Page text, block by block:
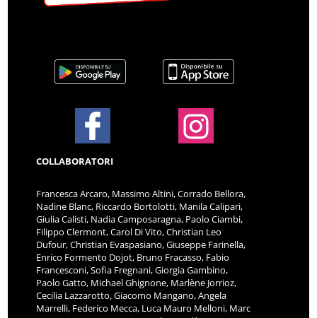
COLLABORATORI
Francesca Arcaro, Massimo Altini, Corrado Bellora,
Nadine Blanc, Riccardo Bortolotti, Manila Calipari,
Giulia Calisti, Nadia Camposaragna, Paolo Ciambi,
Filippo Clermont, Carol Di Vito, Christian Leo
Dufour, Christian Evaspasiano, Giuseppe Farinella,
Enrico Formento Dojot, Bruno Fracasso, Fabio
Francesconi, Sofia Fregnani, Giorgia Gambino,
Paolo Gatto, Michael Ghignone, Marlène Jorrioz,
Cecilia Lazzarotto, Giacomo Mangano, Angela
Marrelli, Federico Mecca, Luca Mauro Melloni, Marc